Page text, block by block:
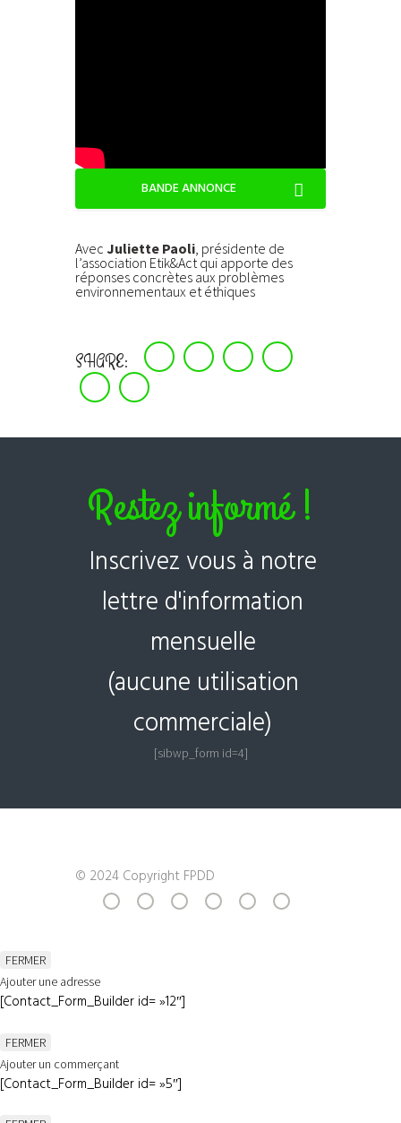
BANDE ANNONCE
Avec Juliette Paoli, présidente de
l’association Etik&Act qui apporte des
réponses concrètes aux problèmes
environnementaux et éthiques
SHARE:
Restez informé !
Inscrivez vous à notre
lettre d'information
mensuelle
(aucune utilisation
commerciale)
[sibwp_form id=4]
© 2024 Copyright FPDD
FERMER
Ajouter une adresse
[Contact_Form_Builder id= »12″]
FERMER
Ajouter un commerçant
[Contact_Form_Builder id= »5″]